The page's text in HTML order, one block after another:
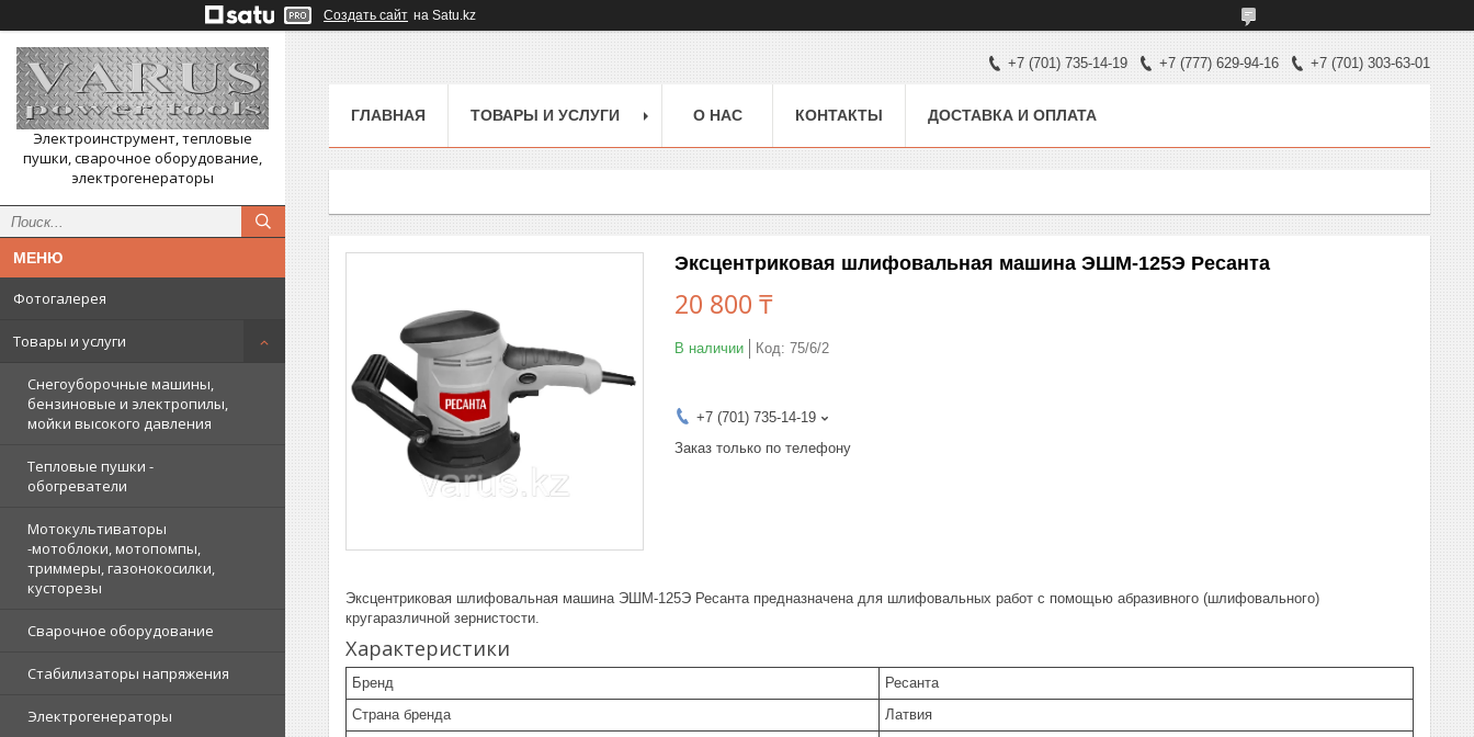
Создать сайт на Satu.kz
Электроинструмент, тепловые
пушки, сварочное оборудование,
электрогенераторы
Фотогалерея
Товары и услуги
Снегоуборочные машины,
бензиновые и электропилы,
мойки высокого давления
Тепловые пушки -
обогреватели
Мотокультиваторы
-мотоблоки, мотопомпы,
триммеры, газонокосилки,
кусторезы
Сварочное оборудование
Стабилизаторы напряжения
Электрогенераторы
+7 (701) 735-14-19 +7 (777) 629-94-16 +7 (701) 303-63-01
ГЛАВНАЯ ТОВАРЫ И УСЛУГИ О НАС КОНТАКТЫ ДОСТАВКА И ОПЛАТА
Эксцентриковая шлифовальная машина ЭШМ-125Э Ресанта
20 800 ₸
В наличии Код: 75/6/2
+7 (701) 735-14-19
Заказ только по телефону
Эксцентриковая шлифовальная машина ЭШМ-125Э Ресанта предназначена для шлифовальных работ с помощью абразивного (шлифовального)
кругаразличной зернистости.
Характеристики
Бренд
Ресанта
Страна бренда
Латвия